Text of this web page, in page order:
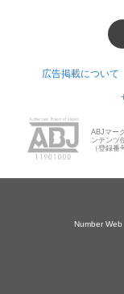
広告掲載について
ABJマー
ンテンツ
（登録番
Number Web